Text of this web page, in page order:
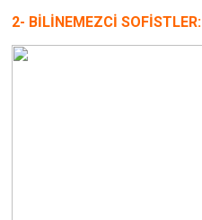
2- BİLİNEMEZCİ SOFİSTLER: